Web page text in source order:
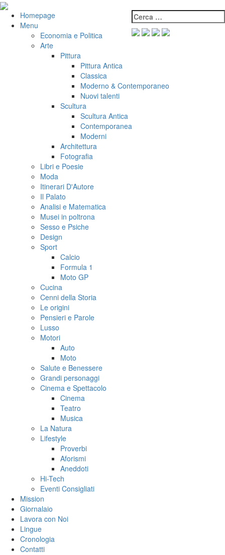
Salta
contenuto
VeniVidiVici Cerca:
Homepage
Menu
Economia e Politica
Arte
Pittura
Pittura Antica
Classica
Moderno & Contemporaneo
Nuovi talenti
Scultura
Scultura Antica
Contemporanea
Moderni
Architettura
Fotografia
Libri e Poesie
Moda
Itinerari D'Autore
Il Palato
Analisi e Matematica
Musei in poltrona
Sesso e Psiche
Design
Sport
Calcio
Formula 1
Moto GP
Cucina
Cenni della Storia
Le origini
Pensieri e Parole
Lusso
Motori
Auto
Moto
Salute e Benessere
Grandi personaggi
Cinema e Spettacolo
Cinema
Teatro
Musica
La Natura
Lifestyle
Proverbi
Aforismi
Aneddoti
Hi-Tech
Eventi Consigliati
Mission
Giornalaio
Lavora con Noi
Lingue
Cronologia
Contatti